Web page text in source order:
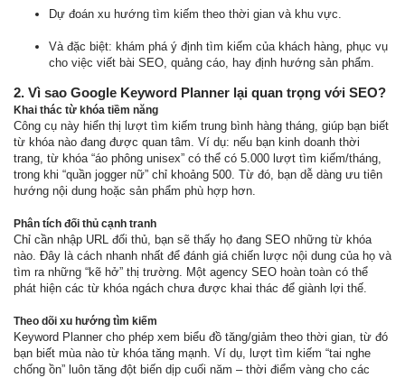
Dự đoán xu hướng tìm kiếm theo thời gian và khu vực.
Và đặc biệt: khám phá ý định tìm kiếm của khách hàng, phục vụ
cho việc viết bài SEO, quảng cáo, hay định hướng sản phẩm.
2. Vì sao Google Keyword Planner lại quan trọng với SEO?
Khai thác từ khóa tiềm năng
Công cụ này hiển thị lượt tìm kiếm trung bình hàng tháng, giúp bạn biết
từ khóa nào đang được quan tâm. Ví dụ: nếu bạn kinh doanh thời
trang, từ khóa “áo phông unisex” có thể có 5.000 lượt tìm kiếm/tháng,
trong khi “quần jogger nữ” chỉ khoảng 500. Từ đó, bạn dễ dàng ưu tiên
hướng nội dung hoặc sản phẩm phù hợp hơn.
Phân tích đối thủ cạnh tranh
Chỉ cần nhập URL đối thủ, bạn sẽ thấy họ đang SEO những từ khóa
nào. Đây là cách nhanh nhất để đánh giá chiến lược nội dung của họ và
tìm ra những “kẽ hở” thị trường. Một agency SEO hoàn toàn có thể
phát hiện các từ khóa ngách chưa được khai thác để giành lợi thế.
Theo dõi xu hướng tìm kiếm
Keyword Planner cho phép xem biểu đồ tăng/giảm theo thời gian, từ đó
bạn biết mùa nào từ khóa tăng mạnh. Ví dụ, lượt tìm kiếm “tai nghe
chống ồn” luôn tăng đột biến dịp cuối năm – thời điểm vàng cho các